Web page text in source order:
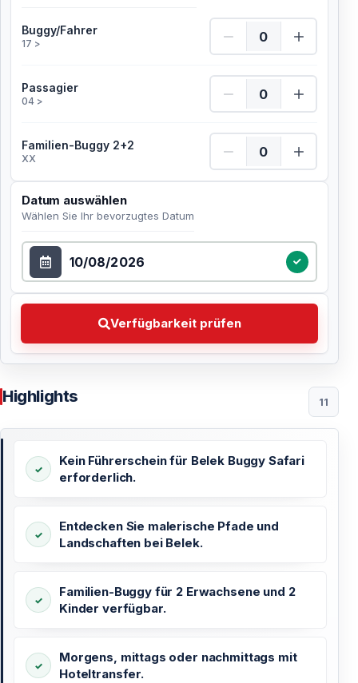
Buggy/Fahrer
17 >
Buggy/Fahrer Menge
Passagier
04 >
Passagier Menge
Familien-Buggy 2+2
XX
Familien-Buggy 2+2
Datum auswählen
Wählen Sie Ihr bevorzugtes Datum
Datum auswählen
Verfügbarkeit prüfen
Verfügbarkeit prüfen Wählen Sie Ihr bevorzugtes
Highlights 11
Kein Führerschein für Belek Buggy Safari
erforderlich.
Entdecken Sie malerische Pfade und
Landschaften bei Belek.
Familien-Buggy für 2 Erwachsene und 2
Kinder verfügbar.
Morgens, mittags oder nachmittags mit
Hoteltransfer.